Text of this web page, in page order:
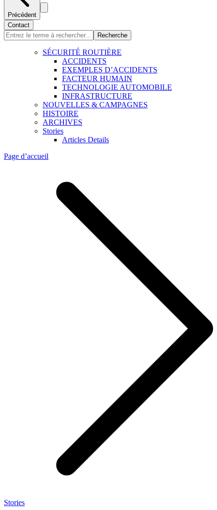
Précédent
Contact
Recherche
SÉCURITÉ ROUTIÈRE
ACCIDENTS
EXEMPLES D’ACCIDENTS
FACTEUR HUMAIN
TECHNOLOGIE AUTOMOBILE
INFRASTRUCTURE
NOUVELLES & CAMPAGNES
HISTOIRE
ARCHIVES
Stories
Articles Details
Page d’accueil
Stories